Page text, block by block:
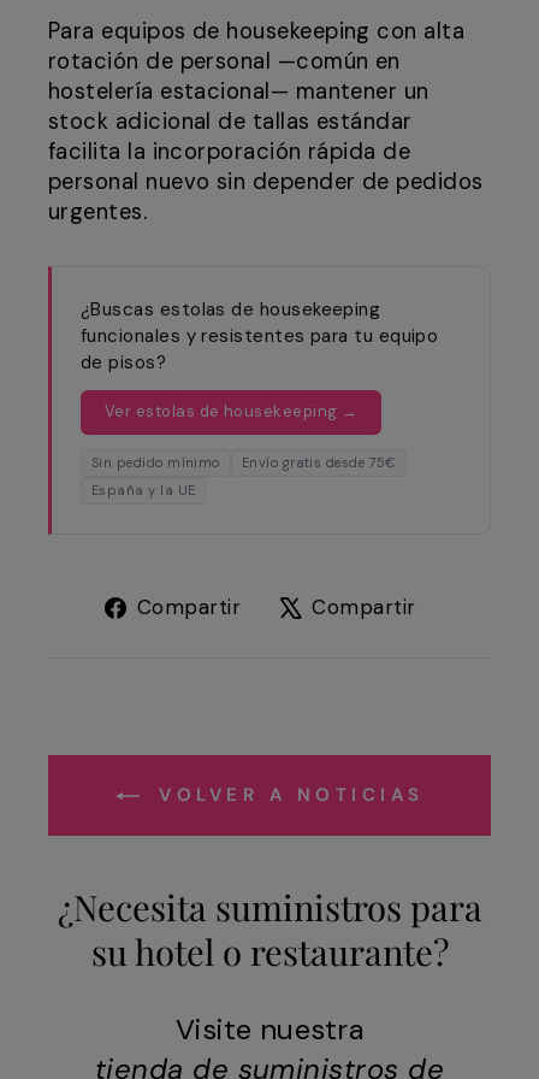
Para equipos de housekeeping con alta
rotación de personal —común en
hostelería estacional— mantener un
stock adicional de tallas estándar
facilita la incorporación rápida de
personal nuevo sin depender de pedidos
urgentes.
¿Buscas estolas de housekeeping
funcionales y resistentes para tu equipo
de pisos?
Ver estolas de housekeeping →
Sin pedido mínimo
Envío gratis desde 75€
España y la UE
Compartir
Compartir
Compartir
VOLVER A NOTICIAS
¿Necesita suministros para
su hotel o restaurante?
Visite nuestra
tienda de suministros de